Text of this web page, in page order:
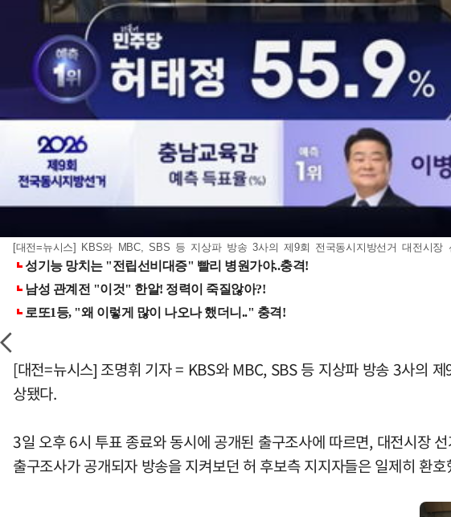
[대전=뉴시스] KBS와 MBC, SBS 등 지상파 방송 3사의 제9회 전국동시지방선거 대전시
[대전=뉴시스] 조명휘 기자 = KBS와 MBC, SBS 등 지상파 방송 3사의
상됐다.
3일 오후 6시 투표 종료와 동시에 공개된 출구조사에 따르면, 대전시장
출구조사가 공개되자 방송을 지켜보던 허 후보측 지지자들은 일제히 환호